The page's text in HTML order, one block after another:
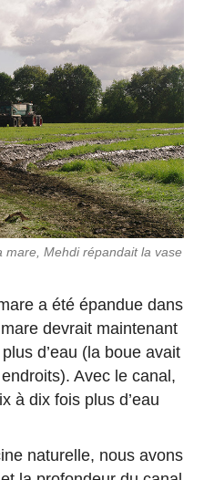
mare, Mehdi répandait la vase
a été épandue dans
devrait maintenant
d’eau (la boue avait
Avec le canal,
à dix fois plus d’eau
naturelle, nous avons